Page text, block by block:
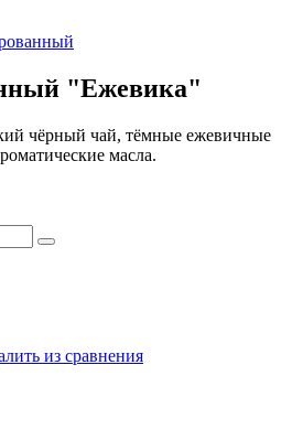
"Ежевика"
чёрный чай, тёмные ежевичные
масла.
из сравнения